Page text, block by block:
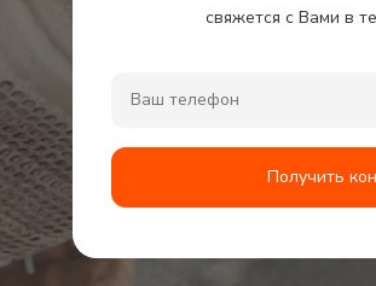
свяжется с Вами в
Получить